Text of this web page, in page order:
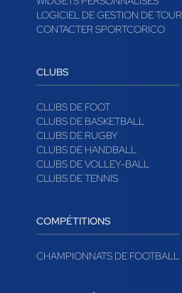
RECHERCHE CLUB
LA GAZETTE DES SPORTS
WIDGETS PERSONNALISÉS
CLUBS
CLUBS DE FOOT
CLUBS DE BASKETBALL
CLUBS DE RUGBY
CLUBS DE HANDBALL
CLUBS DE TENNIS
COMPÉTITIONS